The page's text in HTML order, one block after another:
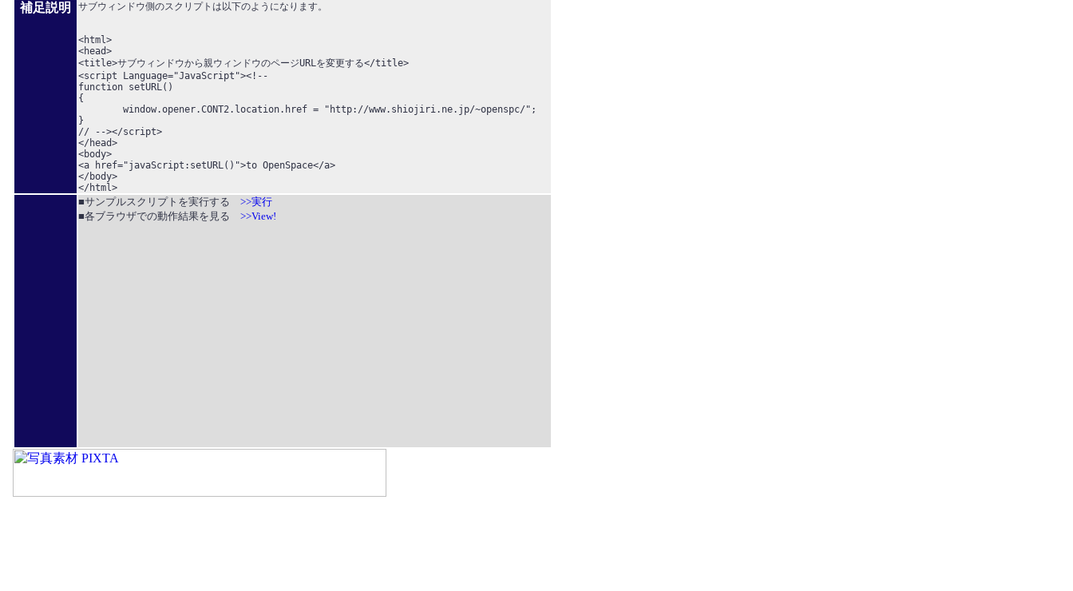
補足説明 サブウィンドウ側のスクリプトは以下のようになります。
<html>
<head>
<title>サブウィンドウから親ウィンドウのページURLを変更する</title>
<script Language="JavaScript"><!--
function setURL()
{
}
// --></script>
</head>
<body>
<a href="javaScript:setURL()">to OpenSpace</a>
</body>
■サンプルスクリプトを実行する >>実行
■各ブラウザでの動作結果を見る >>View!